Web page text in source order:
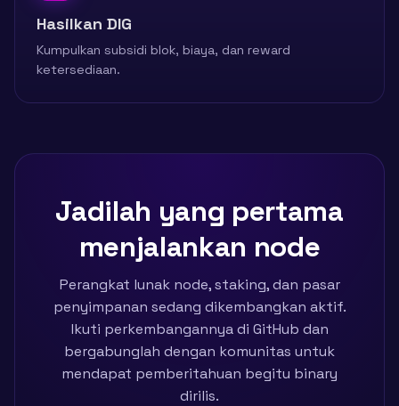
Hasilkan DIG
Kumpulkan subsidi blok, biaya, dan reward
ketersediaan.
Jadilah yang pertama
menjalankan node
Perangkat lunak node, staking, dan pasar
penyimpanan sedang dikembangkan aktif.
Ikuti perkembangannya di GitHub dan
bergabunglah dengan komunitas untuk
mendapat pemberitahuan begitu binary
dirilis.